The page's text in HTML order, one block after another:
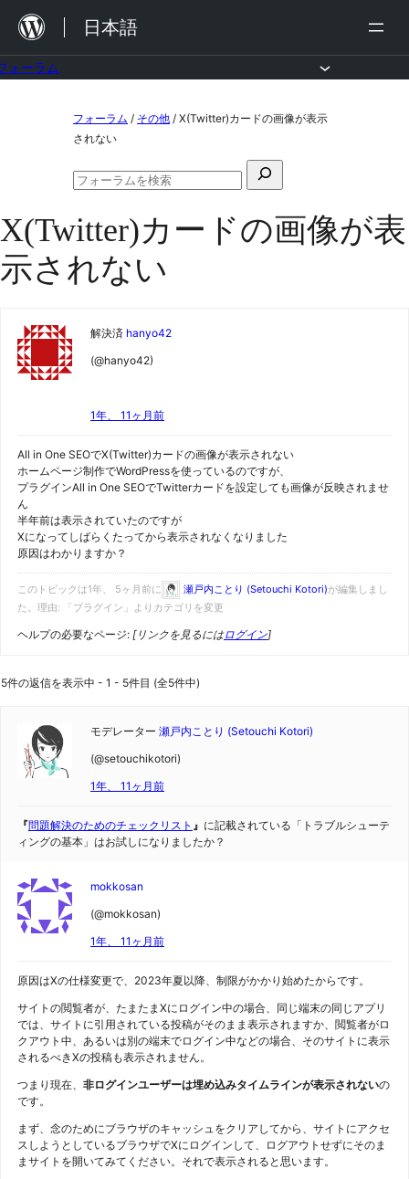
を
日本語
ォーラム
ツ
ス
フォーラム / その他 / X(Twitter)カードの画像が表示
されない
検
対
象:
フ
ー
ラ
X(Twitter)カードの画像が表
示されない
解決済 hanyo42
(@hanyo42)
1年、 11ヶ月前
All in One SEOでX(Twitter)カードの画像が表示されない
ホームページ制作でWordPressを使っているのですが、
プラグインAll in One SEOでTwitterカードを設定しても画像が反映されませ
ん
半年前は表示されていたのですが
Xになってしばらくたってから表示されなくなりました
原因はわかりますか？
このトピックは1年、 5ヶ月前に 瀬戸内ことり (Setouchi Kotori)が編集しまし
た。理由: 「プラグイン」よりカテゴリを変更
ヘルプの必要なページ: [リンクを見るにはログイン]
5件の返信を表示中 - 1 - 5件目 (全5件中)
モデレーター 瀬戸内ことり (Setouchi Kotori)
(@setouchikotori)
1年、 11ヶ月前
『問題解決のためのチェックリスト 』 に記載されている「トラブルシューテ
ィングの基本」はお試しになりましたか？
mokkosan
(@mokkosan)
1年、 11ヶ月前
原因はXの仕様変更で、2023年夏以降、制限がかかり始めたからです。
サイトの閲覧者が、たまたまXにログイン中の場合、同じ端末の同じアプリ
では、サイトに引用されている投稿がそのまま表示されますか、閲覧者がロ
クアウト中、あるいは別の端末でログイン中などの場合、そのサイトに表示
されるべきXの投稿も表示されません。
つまり現在、 非ログインユーザーは埋め込みタイムラインが表示されないの
です。
まず、念のためにブラウザのキャッシュをクリアしてから、サイトにアクセ
スしようとしているブラウザでXにログインして、ログアウトせずにそのま
まサイトを開いてみてください。それで表示されると思います。